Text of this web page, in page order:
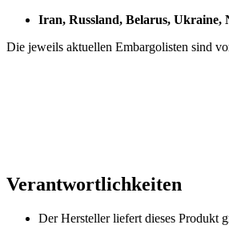
Iran, Russland, Belarus, Ukraine,
Die jeweils aktuellen Embargolisten sind
Verantwortlichkeiten
Der Hersteller liefert dieses Produkt